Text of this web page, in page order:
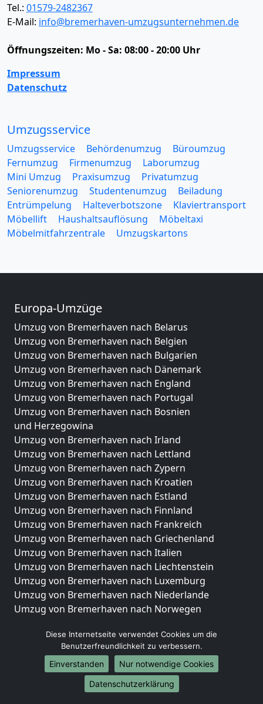
Tel.: 01579-2482367
E-Mail: info@bremerhaven-umzugsunternehmen.de
Öffnungszeiten: Mo - Sa: 08:00 - 20:00 Uhr
Impressum
Datenschutz
Umzugsservice
Umzugsservice Behördenumzug
Büroumzug
Fernumzug
Firmenumzug
Laborumzug
Mini Umzug
Praxisumzug
Privatumzug
Seniorenumzug
Studentenumzug
Beiladung
Entrümpelung
Halteverbotszone
Klaviertransport
Möbellift
Haushaltsauflösung
Möbeltaxi
Möbelmitfahrzentrale
Umzugskartons
Europa-Umzüge
Umzug von Bremerhaven nach Belarus
Umzug von Bremerhaven nach Belgien
Umzug von Bremerhaven nach Bulgarien
Umzug von Bremerhaven nach Dänemark
Umzug von Bremerhaven nach England
Umzug von Bremerhaven nach Portugal
Umzug von Bremerhaven nach Bosnien
und Herzegowina
Umzug von Bremerhaven nach Irland
Umzug von Bremerhaven nach Lettland
Umzug von Bremerhaven nach Zypern
Umzug von Bremerhaven nach Kroatien
Umzug von Bremerhaven nach Estland
Umzug von Bremerhaven nach Finnland
Umzug von Bremerhaven nach Frankreich
Umzug von Bremerhaven nach Griechenland
Umzug von Bremerhaven nach Italien
Umzug von Bremerhaven nach Liechtenstein
Umzug von Bremerhaven nach Luxemburg
Umzug von Bremerhaven nach Niederlande
Umzug von Bremerhaven nach Norwegen
Umzüge-Deutschlandweit
Umzug von Bremerhaven nach Berlin
Umzug von Bremerhaven nach Hamburg
Umzug von Bremerhaven nach München
Umzug von Bremerhaven nach Köln
Diese Internetseite verwendet Cookies um die
Benutzerfreundlichkeit zu verbessern.
Einverstanden
Nur notwendige Cookies
Datenschutzerklärung